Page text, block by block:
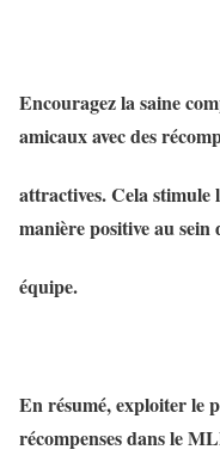
Encouragez la saine
amicaux avec des
attractives. Cela stimule
manière positive au sein
équipe.
En résumé, exploiter le
récompenses dans le